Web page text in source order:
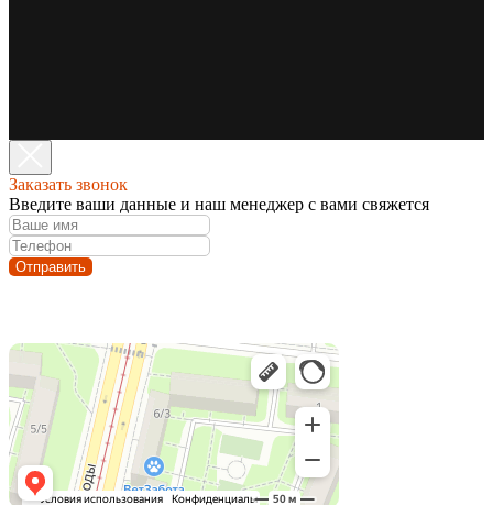
Заказать звонок
Введите ваши данные и наш менеджер с вами свяжется
Отправить